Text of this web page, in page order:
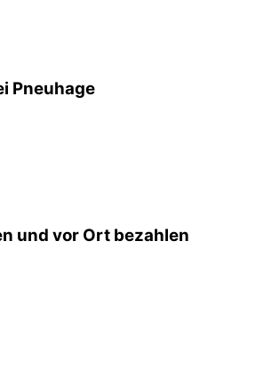
Pneuhage
und vor Ort bezahlen